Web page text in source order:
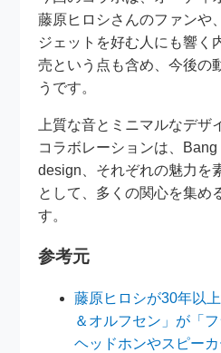
藤原ヒロシさんのファンや
ジェットを好む人にも響く
売という点も含め、今後の
うです。
上質な音とミニマルなデザ
コラボレーションは、
design、それぞれの魅力を
として、多くの関心を集め
す。
参考元
藤原ヒロシが30年以
＆オルフセン」が「
ヘッドホンやスピー